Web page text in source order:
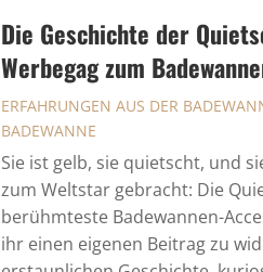
Die Geschichte der
Werbegag zum
ERFAHRUNGEN AUS DER
BADEWANNE
Sie ist gelb, sie quietscht, und
zum Weltstar gebracht: Die
berühmteste Badewannen-
ihr einen eigenen Beitrag zu